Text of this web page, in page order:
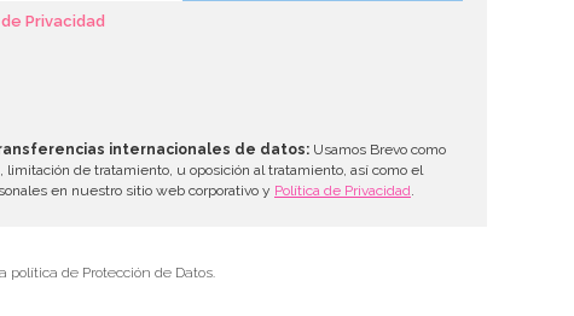
Privacidad
internacionales de datos: Usamos Brevo como
limitación de tratamiento, u oposición al tratamiento, así como el
en nuestro sitio web corporativo y Política de Privacidad
de Protección de Datos.